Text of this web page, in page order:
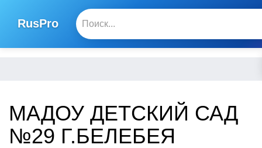
RusPro
МАДОУ ДЕТСКИЙ САД
№29 Г.БЕЛЕБЕЯ